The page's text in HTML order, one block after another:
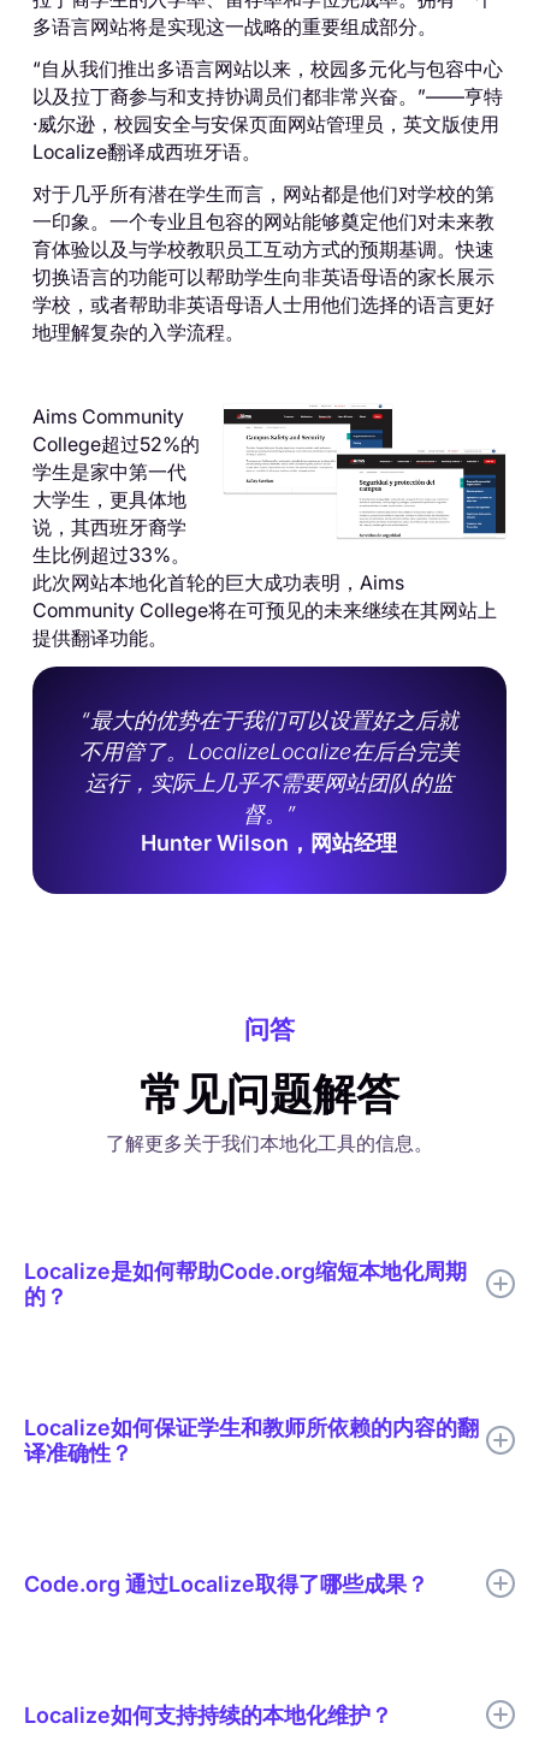
多语言网站将是实现这一战略的重要组成部分。
“自从我们推出多语言网站以来，校园多元化与包容中心
以及拉丁裔参与和支持协调员们都非常兴奋。”——亨特
·威尔逊，校园安全与安保页面网站管理员，英文版使用
Localize翻译成西班牙语。
对于几乎所有潜在学生而言，网站都是他们对学校的第
一印象。一个专业且包容的网站能够奠定他们对未来教
育体验以及与学校教职员工互动方式的预期基调。快速
切换语言的功能可以帮助学生向非英语母语的家长展示
学校，或者帮助非英语母语人士用他们选择的语言更好
地理解复杂的入学流程。
Aims Community
College超过52%的
学生是家中第一代
大学生，更具体地
说，其西班牙裔学
生比例超过33%。
此次网站本地化首轮的巨大成功表明，Aims
Community College将在可预见的未来继续在其网站上
提供翻译功能。
“最大的优势在于我们可以设置好之后就
不用管了。LocalizeLocalize在后台完美
运行，实际上几乎不需要网站团队的监
督。”
Hunter Wilson，网站经理
问答
常见问题解答
了解更多关于我们本地化工具的信息。
Localize是如何帮助Code.org缩短本地化周期
的？
Localize如何保证学生和教师所依赖的内容的翻
译准确性？
发现翻译错误的编码术语。共享的词汇表确保了“循环”和“函数”等
词语在 Code.org 支持的所有 29 种语言中保持一致。
Code.org 通过Localize取得了哪些成果？
Localize如何支持持续的本地化维护？